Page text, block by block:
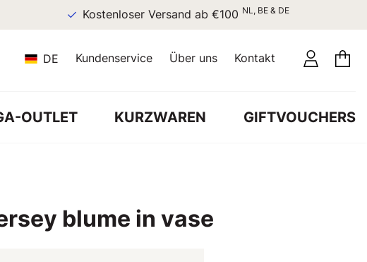
Kostenloser Versand ab €100NL, BE & DE
DE Kundenservice Über uns Kontakt
OUTLET KURZWAREN GIFTVOUCHERS
blume in vase